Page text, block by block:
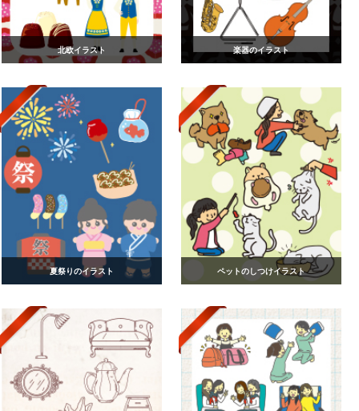
北欧イラスト 楽器のイラスト
夏祭りのイラスト ペットのしつけイラスト